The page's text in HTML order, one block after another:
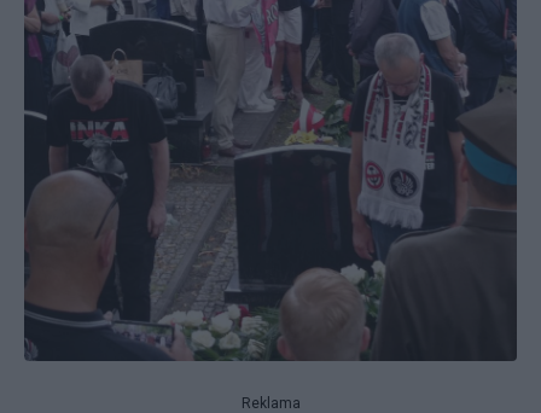
Reklama